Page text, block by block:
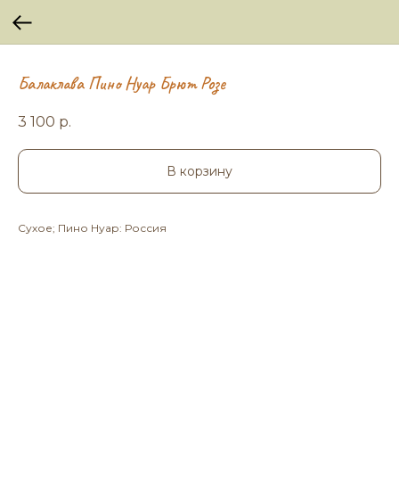
Балаклава Пино Нуар Брют Розе
3 100 р.
В корзину
Сухое; Пино Нуар: Россия